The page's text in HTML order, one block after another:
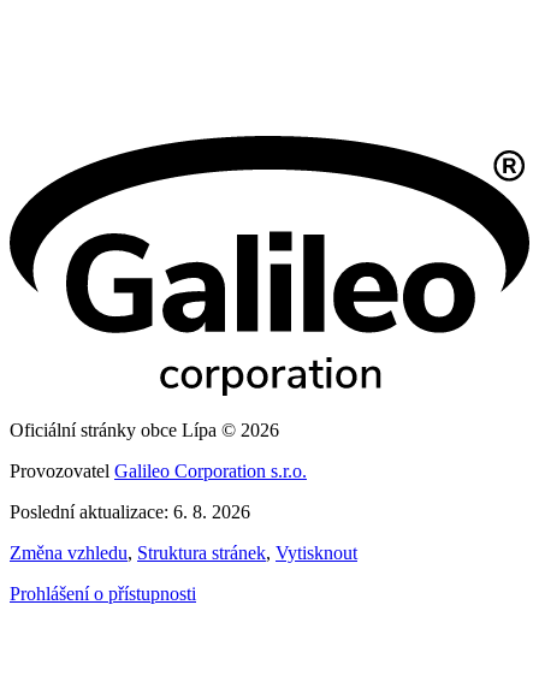
Oficiální stránky obce Lípa © 2026
Provozovatel Galileo Corporation s.r.o.
Poslední aktualizace: 6. 8. 2026
Změna vzhledu, Struktura stránek, Vytisknout
Prohlášení o přístupnosti